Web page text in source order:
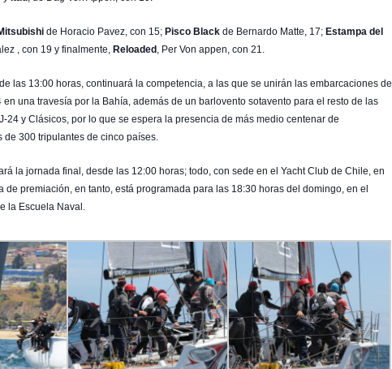
de Horacio Pavez, con 15; Pisco Black de Bernardo Matte, 17; Estampa del
, con 19 y finalmente, Reloaded , Per Von appen, con 21.
las 13:00 horas, continuará la competencia, a las que se unirán las embarcaciones de
en una travesía por la Bahía, además de un barlovento sotavento para el resto de las
24 y Clásicos, por lo que se espera la presencia de más medio centenar de
de 300 tripulantes de cinco países.
la jornada final, desde las 12:00 horas; todo, con sede en el Yacht Club de Chile, en
de premiación, en tanto, está programada para las 18:30 horas del domingo, en el
la Escuela Naval.